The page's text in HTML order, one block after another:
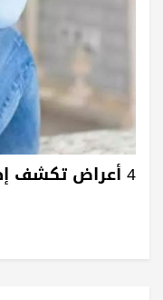
4 أعراض تكشف إصابتكِ بالسكري